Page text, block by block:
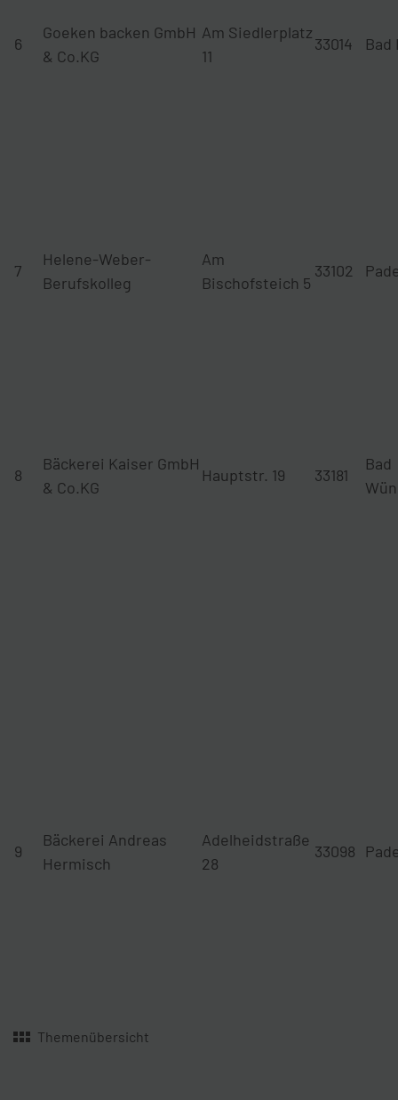
6
Goeken backen GmbH
& Co.KG
Am Siedlerplatz
11
33014 Bad
7
Helene-Weber-
Berufskolleg
Am
Bischofsteich 5
33102
8
Bäckerei Kaiser GmbH
& Co.KG
Hauptstr. 19 33181
Bad
9
Bäckerei Andreas
Hermisch
Adelheidstraße
28
33098
Themenübersicht